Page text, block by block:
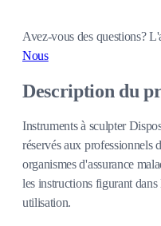
Avez-vous des questions?
Nous
Description du
Instruments à sculpter
réservés aux professionnels
organismes d'assurance
les instructions figurant
utilisation.